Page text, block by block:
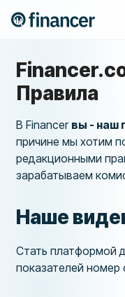
Правила
В Financer вы - наш
причине мы хотим
редакционными
зарабатываем
Наше
Стать платформой
показателей номер